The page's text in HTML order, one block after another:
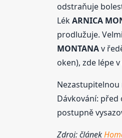
odstraňuje
LékARNICA
prodlužuje.
MONTANAv
oken), zde lépe
Nezastupitelnou
Dávkování: před
postupně
Zdroj: článek